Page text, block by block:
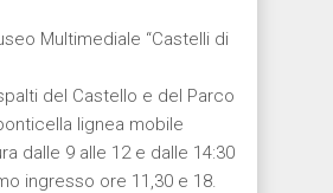
Multimediale “Castelli di
del Castello e del Parco
lignea mobile
dalle 9 alle 12 e dalle 14:30
ingresso ore 11,30 e 18.